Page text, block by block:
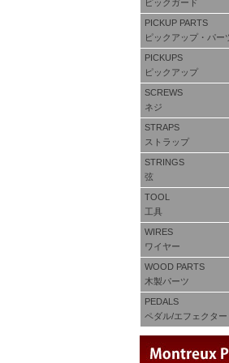
ピックガード
PICKUP PARTS
ピックアップ・パー
PICKUPS
ピックアップ
SCREWS
ネジ
STRAPS
ストラップ
STRINGS
弦
TOOL
工具
WIRES
ワイヤー
WOOD PARTS
木製パーツ
PEDALS
ペダル/エフェクター